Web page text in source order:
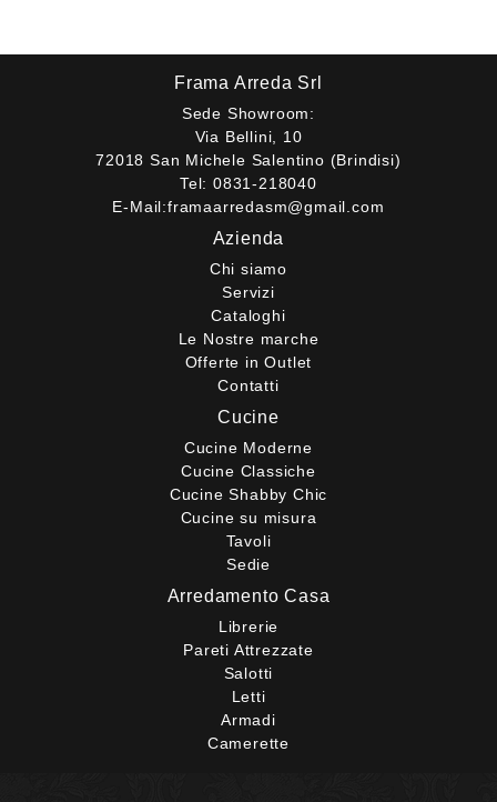
Frama Arreda Srl
Sede Showroom:
Via Bellini, 10
72018 San Michele Salentino (Brindisi)
Tel: 0831-218040
E-Mail:framaarredasm@gmail.com
Azienda
Chi siamo
Servizi
Cataloghi
Le Nostre marche
Offerte in Outlet
Contatti
Cucine
Cucine Moderne
Cucine Classiche
Cucine Shabby Chic
Cucine su misura
Tavoli
Sedie
Arredamento Casa
Librerie
Pareti Attrezzate
Salotti
Letti
Armadi
Camerette